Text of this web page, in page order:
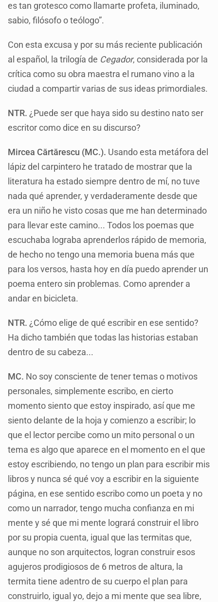
es tan grotesco como llamarte profeta, iluminado,
sabio, filósofo o teólogo”.
Con esta excusa y por su más reciente publicación
al español, la trilogía de Cegador, considerada por la
crítica como su obra maestra el rumano vino a la
ciudad a compartir varias de sus ideas primordiales.
NTR. ¿Puede ser que haya sido su destino nato ser
escritor como dice en su discurso?
Mircea Cărtărescu (MC.). Usando esta metáfora del
lápiz del carpintero he tratado de mostrar que la
literatura ha estado siempre dentro de mí, no tuve
nada qué aprender, y verdaderamente desde que
era un niño he visto cosas que me han determinado
para llevar este camino... Todos los poemas que
escuchaba lograba aprenderlos rápido de memoria,
de hecho no tengo una memoria buena más que
para los versos, hasta hoy en día puedo aprender un
poema entero sin problemas. Como aprender a
andar en bicicleta.
NTR.¿Cómo elige de qué escribir en ese sentido?
Ha dicho también que todas las historias estaban
dentro de su cabeza...
MC. No soy consciente de tener temas o motivos
personales, simplemente escribo, en cierto
momento siento que estoy inspirado, así que me
siento delante de la hoja y comienzo a escribir; lo
que el lector percibe como un mito personal o un
tema es algo que aparece en el momento en el que
estoy escribiendo, no tengo un plan para escribir mis
libros y nunca sé qué voy a escribir en la siguiente
página, en ese sentido escribo como un poeta y no
como un narrador, tengo mucha confianza en mi
mente y sé que mi mente logrará construir el libro
por su propia cuenta, igual que las termitas que,
aunque no son arquitectos, logran construir esos
agujeros prodigiosos de 6 metros de altura, la
termita tiene adentro de su cuerpo el plan para
construirlo, igual yo, dejo a mi mente que sea libre,